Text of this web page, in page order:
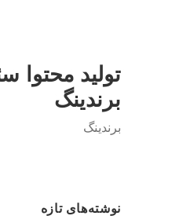
تولید محتوا
برندینگ
برندینگ
نوشته‌های تازه